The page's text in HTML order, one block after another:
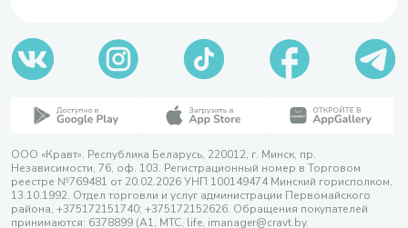
ООО «Кравт». Республика Беларусь, 220012, г. Минск, пр.
Независимости, 76, оф. 103. Регистрационный номер в Торговом
реестре №769481 от 20.02.2026 УНП 100149474 Минский горисполком,
13.10.1992. Отдел торговли и услуг администрации Первомайского
района, +375172151740; +375172152626. Обращения покупателей
принимаются: 6378899 (А1, МТС, life, imanager@cravt.by.